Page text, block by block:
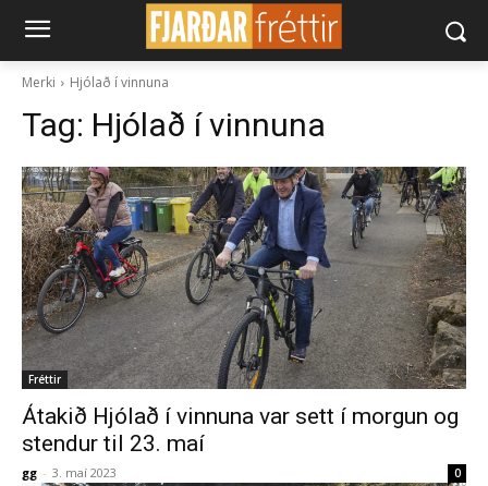
Merki Hjólað í vinnuna
Tag: Hjólað í vinnuna
Fréttir
Átakið Hjólað í vinnuna var sett í morgun og
stendur til 23. maí
gg - 3. maí 2023 0